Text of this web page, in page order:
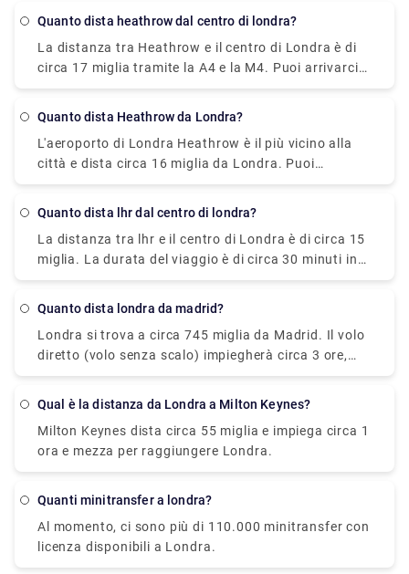
diretto in partenza da Heathrow Terminals 2 & 3 e in
arrivo a London Paddington. Il viaggio dura circa 15
minuti e costa £ 4,43 - £ 32,50.
ma modeste. L'Euston Square Hotel si trova a breve
distanza dal British Museum e da Regents Park.
Combina abbastanza comfort con un ambiente
moderno. Le guardie della casa reale si trovano
vicino a Trafalgar Square e Charing Cross, perfette
Tamigi.
Quanto dista heathrow dal centro di londra?
La distanza tra Heathrow e il centro di Londra è di
circa 17 miglia tramite la A4 e la M4. Puoi arrivarci
con diversi mezzi, in treno, taxi, autobus,
lunga il modo più conveniente per arrivare mentre la
metropolitana di Londra è considerata la linea
ferroviaria più conveniente per Londra. Se desideri
un viaggio senza problemi, prenota un trasferimento
privato sul nostro sito Web (Rydeu).
Quanto dista Heathrow da Londra?
L'aeroporto di Londra Heathrow è il più vicino alla
città e dista circa 16 miglia da Londra. Puoi
facilmente prendere l'Heathrow Express o un
circa 20 minuti in treno e 45 minuti in taxi a un
prezzo ragionevole.
Quanto dista lhr dal centro di londra?
La distanza tra lhr e il centro di Londra è di circa 15
miglia. La durata del viaggio è di circa 30 minuti in
taxi, 15 minuti in treno, 45 minuti in metropolitana
viaggiare con un trasferimento privato, sentiti libero
di prenotarlo sul nostro sito Web, Rydeu, e ottieni la
migliore offerta disponibile.
Quanto dista londra da madrid?
Londra si trova a circa 745 miglia da Madrid. Il volo
diretto (volo senza scalo) impiegherà circa 3 ore,
mentre il volo unico può impiegare circa 4 ore per
destinazione dello scalo e al tempo trascorso in
attesa, il volo più lungo impiegherà circa un giorno
per completare lo stesso viaggio.
Qual è la distanza da Londra a Milton Keynes?
Milton Keynes dista circa 55 miglia e impiega circa 1
ora e mezza per raggiungere Londra.
Quanti minitransfer a londra?
Al momento, ci sono più di 110.000 minitransfer con
licenza disponibili a Londra.